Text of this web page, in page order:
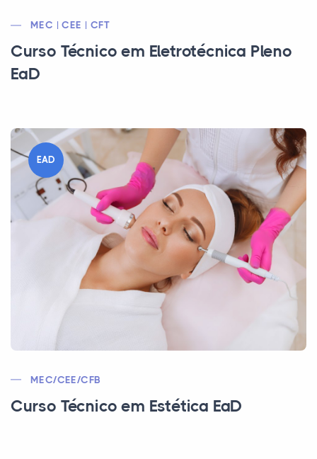
MEC | CEE | CFT
Curso Técnico em Eletrotécnica Pleno
EaD
EAD
MEC/CEE/CFB
Curso Técnico em Estética EaD